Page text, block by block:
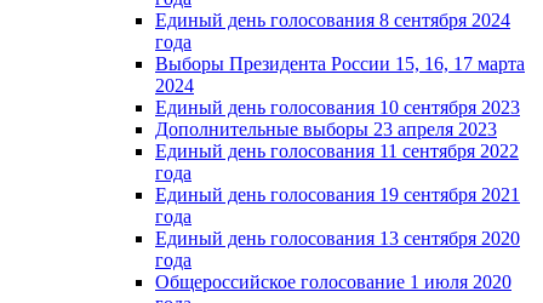
Единый день голосования 8 сентября 2024
года
Выборы Президента России 15, 16, 17 марта
2024
Единый день голосования 10 сентября 2023
Дополнительные выборы 23 апреля 2023
Единый день голосования 11 сентября 2022
года
Единый день голосования 19 сентября 2021
года
Единый день голосования 13 сентября 2020
года
Общероссийское голосование 1 июля 2020